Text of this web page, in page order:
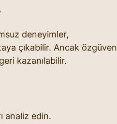
deneyimler,
çıkabilir. Ancak özgüven
kazanılabilir.
analiz edin.